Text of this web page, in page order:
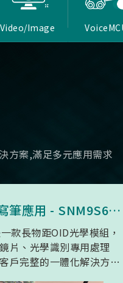
Video/Image
方案,滿足多元應用需求
光學手寫筆應用 - SNM9S6100BC4000A
款長物距OID光學模組，
片、光學識別專用處理
戶完整的一體化解決方